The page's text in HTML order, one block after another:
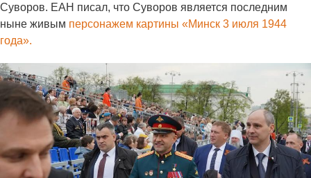
Суворов. ЕАН писал, что Суворов является последним
ныне живым персонажем картины «Минск 3 июля 1944
года».